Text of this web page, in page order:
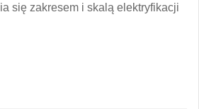
się zakresem i skalą elektryfikacji